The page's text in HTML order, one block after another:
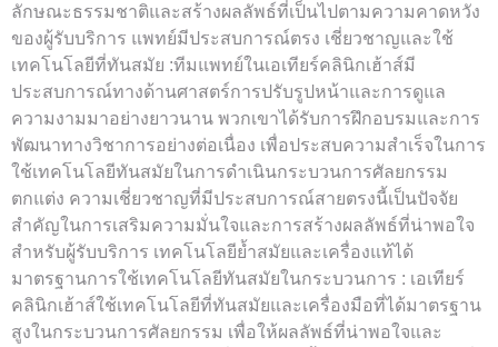
ลักษณะธรรมชาติและสร้างผลลัพธ์ที่เป็นไปตามความคาดหวัง
ของผู้รับบริการ แพทย์มีประสบการณ์ตรง เชี่ยวชาญและใช้
เทคโนโลยีที่ทันสมัย :ทีมแพทย์ในเอเทียร์คลินิกเฮ้าส์มี
ประสบการณ์ทางด้านศาสตร์การปรับรูปหน้าและการดูแล
ความงามมาอย่างยาวนาน พวกเขาได้รับการฝึกอบรมและการ
พัฒนาทางวิชาการอย่างต่อเนื่อง เพื่อประสบความสำเร็จในการ
ใช้เทคโนโลยีทันสมัยในการดำเนินกระบวนการศัลยกรรม
ตกแต่ง ความเชี่ยวชาญที่มีประสบการณ์สายตรงนี้เป็นปัจจัย
สำคัญในการเสริมความมั่นใจและการสร้างผลลัพธ์ที่น่าพอใจ
สำหรับผู้รับบริการ เทคโนโลยีย้ำสมัยและเครื่องแท้ได้
มาตรฐานการใช้เทคโนโลยีทันสมัยในกระบวนการ : เอเทียร์
คลินิกเฮ้าส์ใช้เทคโนโลยีที่ทันสมัยและเครื่องมือที่ได้มาตรฐาน
สูงในกระบวนการศัลยกรรม เพื่อให้ผลลัพธ์ที่น่าพอใจและ